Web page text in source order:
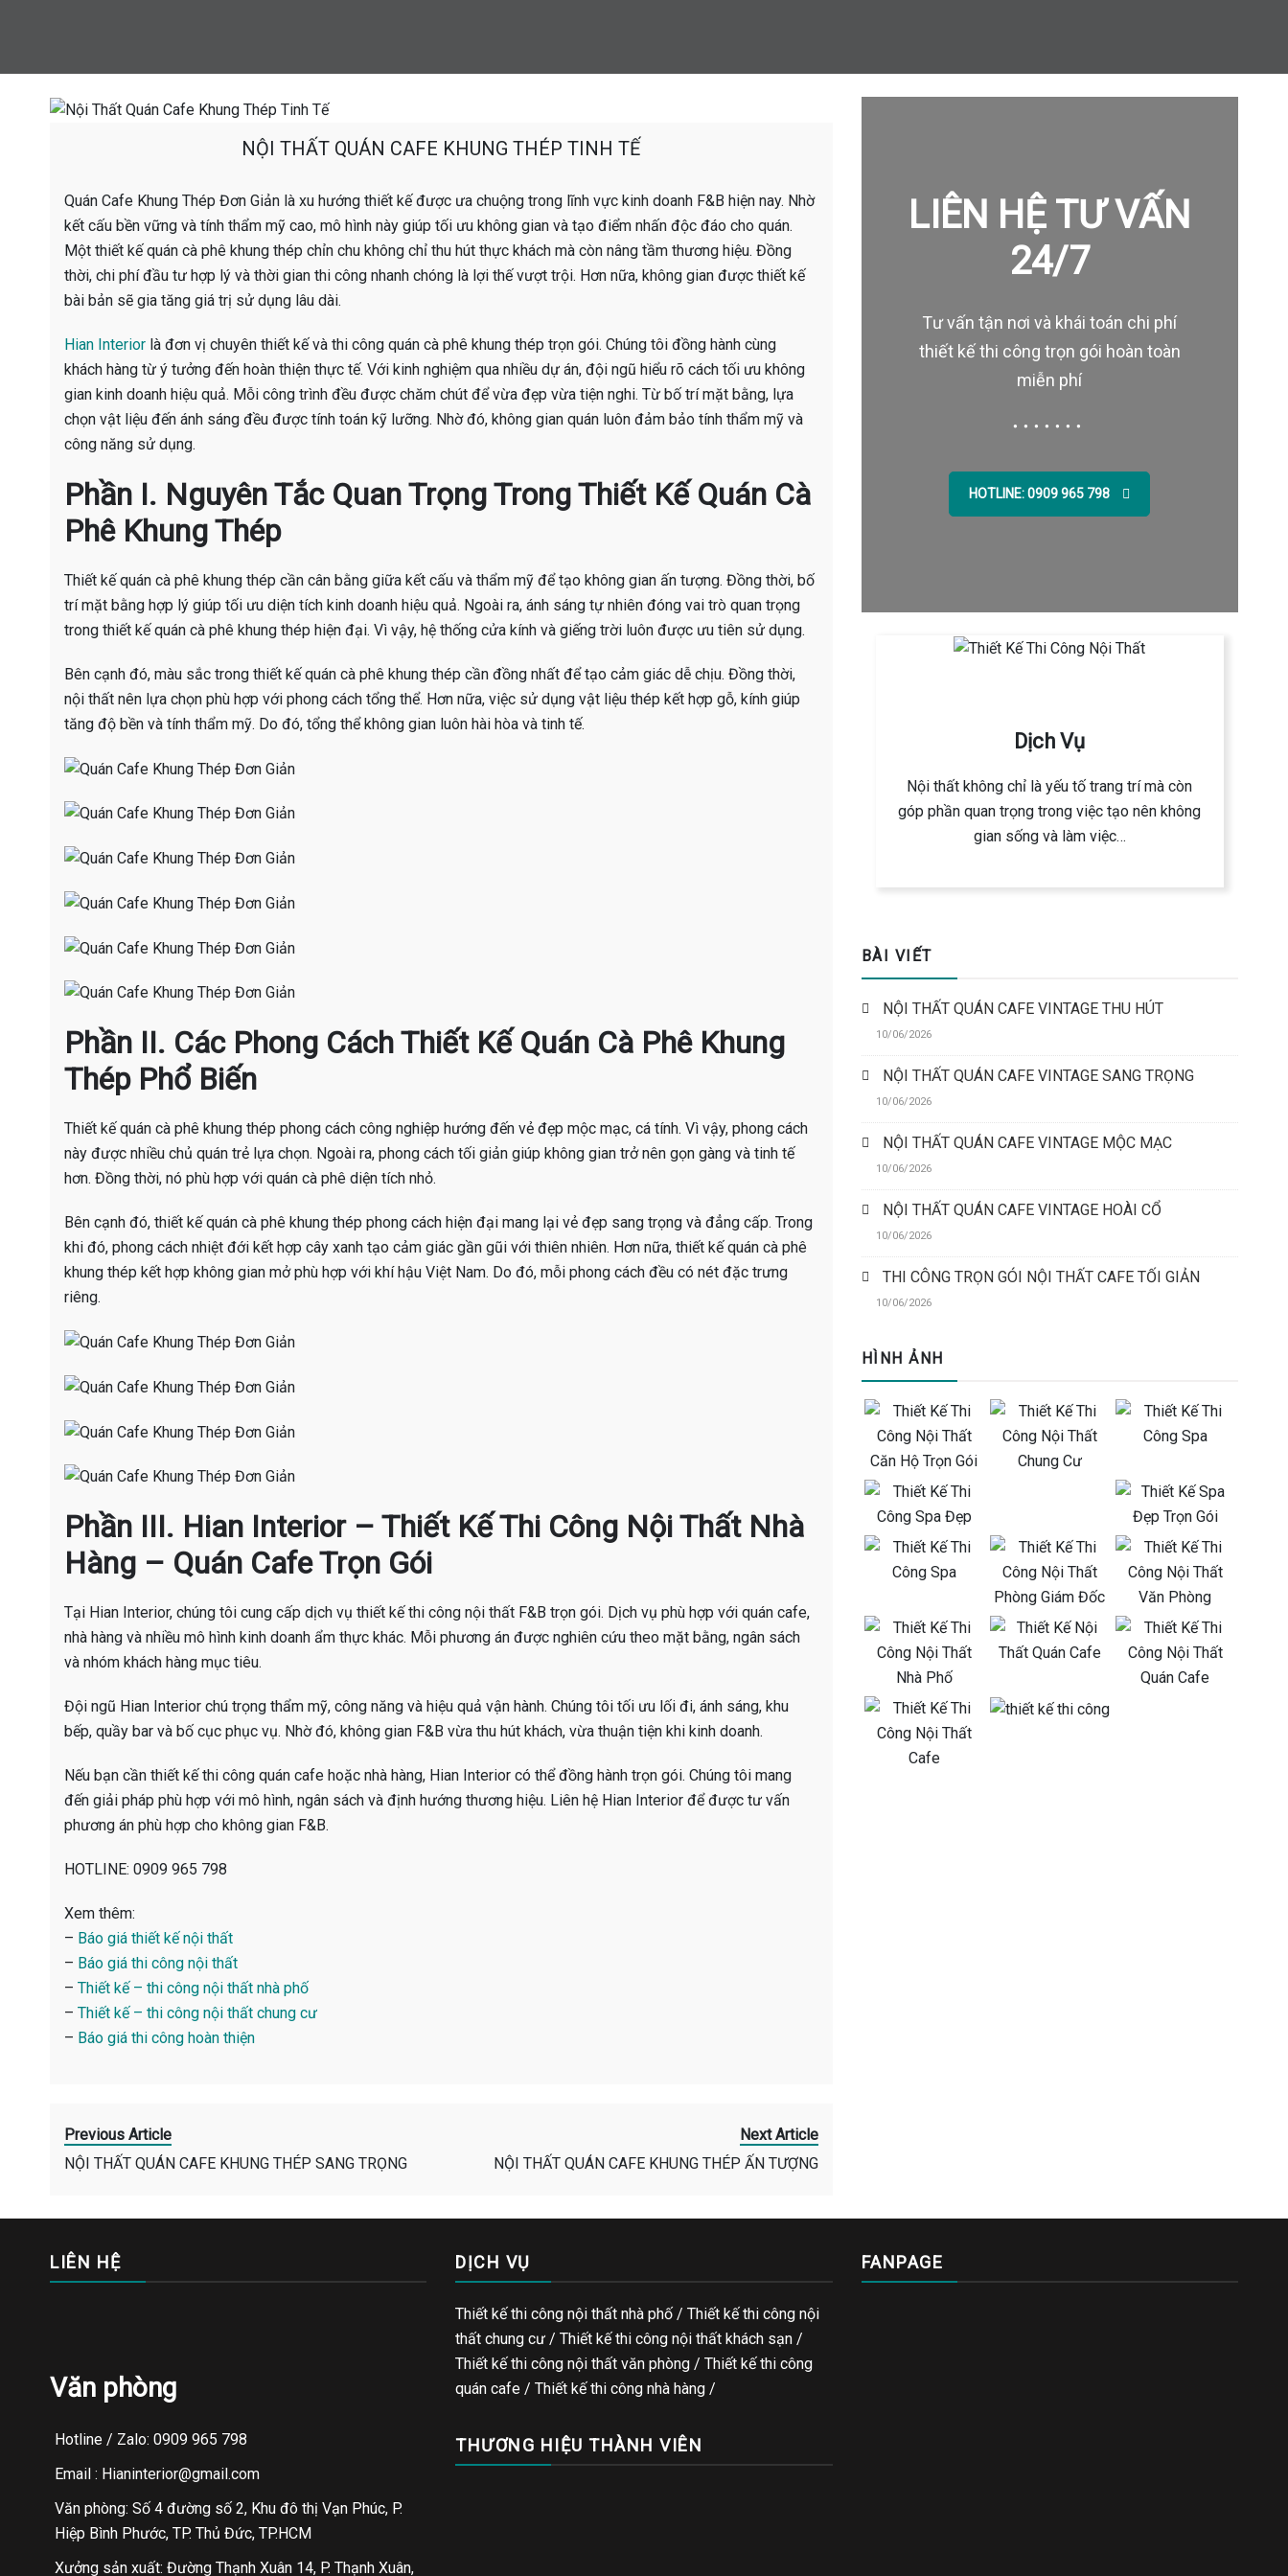
NỘI THẤT QUÁN CAFE KHUNG THÉP TINH TẾ
Quán Cafe Khung Thép Đơn Giản là xu hướng thiết kế được ưa chuộng trong lĩnh vực kinh doanh F&B hiện nay. Nhờ
kết cấu bền vững và tính thẩm mỹ cao, mô hình này giúp tối ưu không gian và tạo điểm nhấn độc đáo cho quán.
Một thiết kế quán cà phê khung thép chỉn chu không chỉ thu hút thực khách mà còn nâng tầm thương hiệu. Đồng
thời, chi phí đầu tư hợp lý và thời gian thi công nhanh chóng là lợi thế vượt trội. Hơn nữa, không gian được thiết kế
bài bản sẽ gia tăng giá trị sử dụng lâu dài.
Hian Interior là đơn vị chuyên thiết kế và thi công quán cà phê khung thép trọn gói. Chúng tôi đồng hành cùng
khách hàng từ ý tưởng đến hoàn thiện thực tế. Với kinh nghiệm qua nhiều dự án, đội ngũ hiểu rõ cách tối ưu không
gian kinh doanh hiệu quả. Mỗi công trình đều được chăm chút để vừa đẹp vừa tiện nghi. Từ bố trí mặt bằng, lựa
chọn vật liệu đến ánh sáng đều được tính toán kỹ lưỡng. Nhờ đó, không gian quán luôn đảm bảo tính thẩm mỹ và
công năng sử dụng.
Phần I. Nguyên Tắc Quan Trọng Trong Thiết Kế Quán Cà
Phê Khung Thép
Thiết kế quán cà phê khung thép cần cân bằng giữa kết cấu và thẩm mỹ để tạo không gian ấn tượng. Đồng thời, bố
trí mặt bằng hợp lý giúp tối ưu diện tích kinh doanh hiệu quả. Ngoài ra, ánh sáng tự nhiên đóng vai trò quan trọng
trong thiết kế quán cà phê khung thép hiện đại. Vì vậy, hệ thống cửa kính và giếng trời luôn được ưu tiên sử dụng.
Bên cạnh đó, màu sắc trong thiết kế quán cà phê khung thép cần đồng nhất để tạo cảm giác dễ chịu. Đồng thời,
nội thất nên lựa chọn phù hợp với phong cách tổng thể. Hơn nữa, việc sử dụng vật liệu thép kết hợp gỗ, kính giúp
tăng độ bền và tính thẩm mỹ. Do đó, tổng thể không gian luôn hài hòa và tinh tế.
Phần II. Các Phong Cách Thiết Kế Quán Cà Phê Khung
Thép Phổ Biến
Thiết kế quán cà phê khung thép phong cách công nghiệp hướng đến vẻ đẹp mộc mạc, cá tính. Vì vậy, phong cách
này được nhiều chủ quán trẻ lựa chọn. Ngoài ra, phong cách tối giản giúp không gian trở nên gọn gàng và tinh tế
hơn. Đồng thời, nó phù hợp với quán cà phê diện tích nhỏ.
Bên cạnh đó, thiết kế quán cà phê khung thép phong cách hiện đại mang lại vẻ đẹp sang trọng và đẳng cấp. Trong
khi đó, phong cách nhiệt đới kết hợp cây xanh tạo cảm giác gần gũi với thiên nhiên. Hơn nữa, thiết kế quán cà phê
khung thép kết hợp không gian mở phù hợp với khí hậu Việt Nam. Do đó, mỗi phong cách đều có nét đặc trưng
riêng.
Phần III. Hian Interior – Thiết Kế Thi Công Nội Thất Nhà
Hàng – Quán Cafe Trọn Gói
Tại Hian Interior, chúng tôi cung cấp dịch vụ thiết kế thi công nội thất F&B trọn gói. Dịch vụ phù hợp với quán cafe,
nhà hàng và nhiều mô hình kinh doanh ẩm thực khác. Mỗi phương án được nghiên cứu theo mặt bằng, ngân sách
và nhóm khách hàng mục tiêu.
Đội ngũ Hian Interior chú trọng thẩm mỹ, công năng và hiệu quả vận hành. Chúng tôi tối ưu lối đi, ánh sáng, khu
bếp, quầy bar và bố cục phục vụ. Nhờ đó, không gian F&B vừa thu hút khách, vừa thuận tiện khi kinh doanh.
Nếu bạn cần thiết kế thi công quán cafe hoặc nhà hàng, Hian Interior có thể đồng hành trọn gói. Chúng tôi mang
đến giải pháp phù hợp với mô hình, ngân sách và định hướng thương hiệu. Liên hệ Hian Interior để được tư vấn
phương án phù hợp cho không gian F&B.
HOTLINE: 0909 965 798
Xem thêm:
– Báo giá thiết kế nội thất
– Báo giá thi công nội thất
– Thiết kế – thi công nội thất nhà phố
– Thiết kế – thi công nội thất chung cư
– Báo giá thi công hoàn thiện
Previous Article
NỘI THẤT QUÁN CAFE KHUNG THÉP SANG TRỌNG
Next Article
NỘI THẤT QUÁN CAFE KHUNG THÉP ẤN TƯỢNG
LIÊN HỆ TƯ VẤN
24/7
Tư vấn tận nơi và khái toán chi phí
thiết kế thi công trọn gói hoàn toàn
miễn phí
HOTLINE: 0909 965 798
Dịch Vụ
Nội thất không chỉ là yếu tố trang trí mà còn
góp phần quan trọng trong việc tạo nên không
gian sống và làm việc…
BÀI VIẾT
NỘI THẤT QUÁN CAFE VINTAGE THU HÚT
10/06/2026
NỘI THẤT QUÁN CAFE VINTAGE SANG TRỌNG
10/06/2026
NỘI THẤT QUÁN CAFE VINTAGE MỘC MẠC
10/06/2026
NỘI THẤT QUÁN CAFE VINTAGE HOÀI CỔ
10/06/2026
THI CÔNG TRỌN GÓI NỘI THẤT CAFE TỐI GIẢN
10/06/2026
HÌNH ẢNH
LIÊN HỆ
Văn phòng
Hotline / Zalo: 0909 965 798
Email : Hianinterior@gmail.com
Văn phòng: Số 4 đường số 2, Khu đô thị Vạn Phúc, P.
Hiệp Bình Phước, TP. Thủ Đức, TP.HCM
Xưởng sản xuất: Đường Thạnh Xuân 14, P. Thạnh Xuân,
DỊCH VỤ
Thiết kế thi công nội thất nhà phố / Thiết kế thi công nội
thất chung cư / Thiết kế thi công nội thất khách sạn /
Thiết kế thi công nội thất văn phòng /Thiết kế thi công
quán cafe /Thiết kế thi công nhà hàng /
THƯƠNG HIỆU THÀNH VIÊN
FANPAGE